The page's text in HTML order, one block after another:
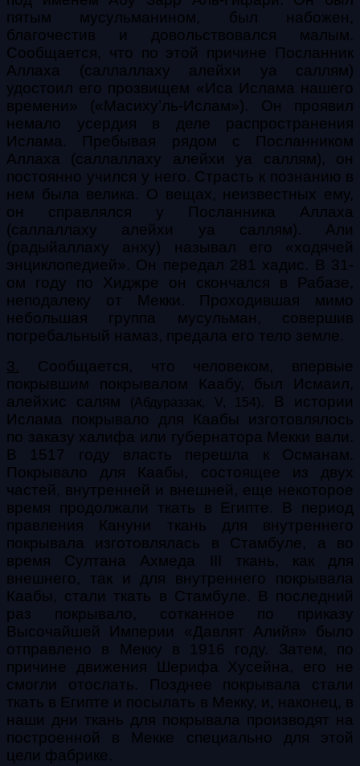
пятым мусульманином, был набожен,
благочестив и довольствовался малым.
Сообщается, что по этой причине Посланник
Аллаха (саллаллаху алейхи уа саллям)
удостоил его прозвищем «Иса Ислама нашего
времени» («Масиху’ль-Ислам»). Он проявил
немало усердия в деле распространения
Ислама. Пребывая рядом с Посланником
Аллаха (саллаллаху алейхи уа саллям), он
постоянно учился у него. Страсть к познанию в
нем была велика. О вещах, неизвестных ему,
он справлялся у Посланника Аллаха
(саллаллаху алейхи уа саллям). Али
(радыйаллаху анху) называл его «ходячей
энциклопедией». Он передал 281 хадис. В 31-
ом году по Хиджре он скончался в Рабазе,
неподалеку от Мекки. Проходившая мимо
небольшая группа мусульман, совершив
погребальный намаз, предала его тело земле.
3. Сообщается, что человеком, впервые
покрывшим покрывалом Каабу, был Исмаил,
алейхис салям
(Абдураззак, V, 154). В истории
Ислама покрывало для Каабы изготовлялось
по заказу халифа или губернатора Мекки вали.
В 1517 году власть перешла к Османам.
Покрывало для Каабы, состоящее из двух
частей, внутренней и внешней, еще некоторое
время продолжали ткать в Египте. В период
правления Кануни ткань для внутреннего
покрывала изготовлялась в Стамбуле, а во
время Султана Ахмеда III ткань, как для
внешнего, так и для внутреннего покрывала
Каабы, стали ткать в Стамбуле. В последний
раз покрывало, сотканное по приказу
Высочайшей Империи «Давлят Алийя» было
отправлено в Мекку в 1916 году. Затем, по
причине движения Шерифа Хусейна, его не
смогли отослать. Позднее покрывала стали
ткать в Египте и посылать в Мекку, и, наконец, в
наши дни ткань для покрывала производят на
построенной в Мекке специально для этой
цели фабрике.